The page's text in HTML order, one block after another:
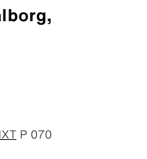
P 070